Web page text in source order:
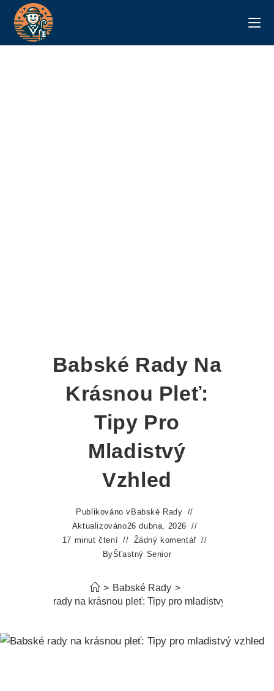
Babské Rady Na
Krásnou Pleť:
Tipy Pro
Mladistvý
Vzhled
Publikováno v Babské Rady
Aktualizováno26 dubna, 2026
17 minut čtení
Žádný komentář
ByŠťastný Senior
> Babské Rady >
Babské rady na krásnou pleť: Tipy pro mladistvý vzhled